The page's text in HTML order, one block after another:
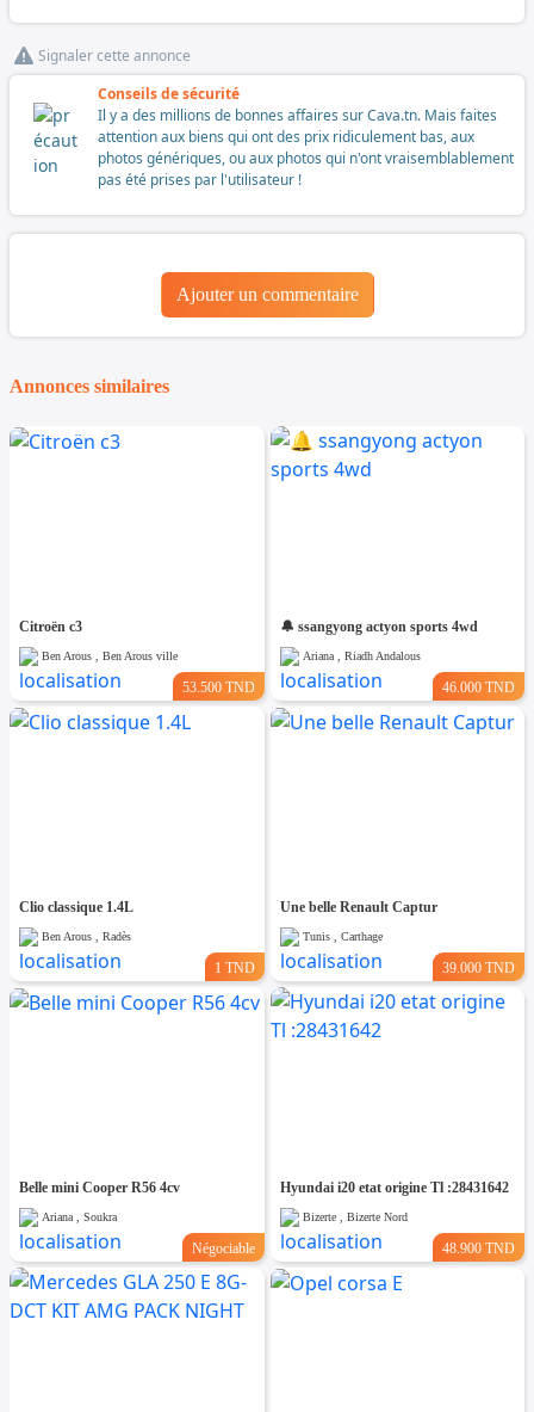
Signaler cette annonce
Conseils de sécurité
Il y a des millions de bonnes affaires sur Cava.tn. Mais faites
attention aux biens qui ont des prix ridiculement bas, aux
photos génériques, ou aux photos qui n'ont vraisemblablement
pas été prises par l'utilisateur !
Ajouter un commentaire
Annonces similaires
Citroën c3
Ben Arous , Ben Arous ville
53.500 TND
🔔 ssangyong actyon sports 4wd
Ariana , Riadh Andalous
46.000 TND
Clio classique 1.4L
Ben Arous , Radès
1 TND
Une belle Renault Captur
Tunis , Carthage
39.000 TND
Belle mini Cooper R56 4cv
Ariana , Soukra
Négociable
Hyundai i20 etat origine Tl :28431642
Bizerte , Bizerte Nord
48.900 TND